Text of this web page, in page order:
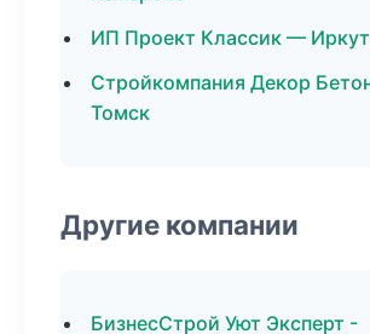
ИП Проект Классик —
Стройкомпания Декор
Томск
Другие компании
БизнесСтрой Уют Эксперт -